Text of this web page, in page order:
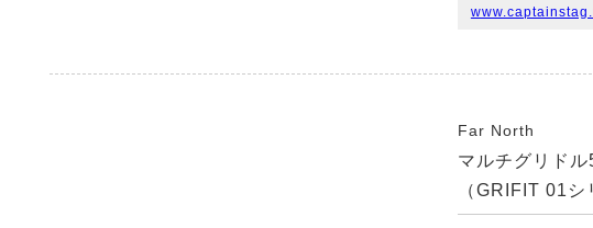
Far North
マルチグリドル
（GRIFIT 01シ